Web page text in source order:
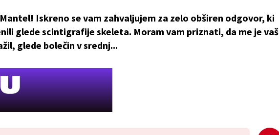
Iskreno se vam zahvaljujem za zelo obširen odgovor, ki
glede scintigrafije skeleta. Moram vam priznati, da me je vaš
glede bolečin v srednj...